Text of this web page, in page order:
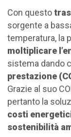
Con questo
sorgente a
temperatura, la
moltiplicare
sistema dando
prestazione
Grazie al suo
pertanto la
costi
sostenibilità